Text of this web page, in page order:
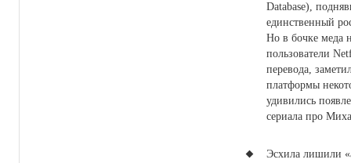
Database),
единственный
Но в бочке меда
пользователи
перевода,
платформы
удивились
сериала про
Эсхила лишили